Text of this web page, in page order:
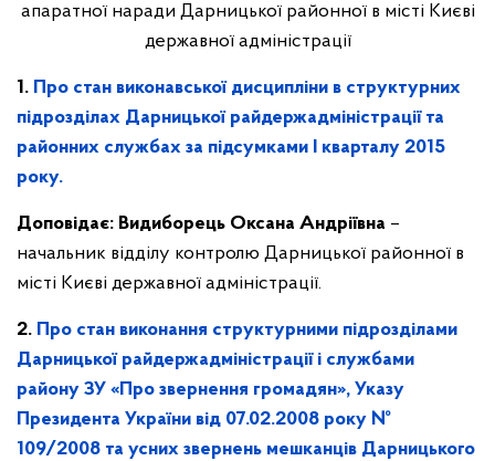
апаратної наради Дарницької районної в місті Києві
державної адміністрації
1. Про стан виконавської дисципліни в структурних
підрозділах Дарницької райдержадміністрації та
районних службах за підсумками І кварталу 2015
року.
Доповідає: Видиборець Оксана Андріївна –
начальник відділу контролю Дарницької районної в
місті Києві державної адміністрації.
2. Про стан виконання структурними підрозділами
Дарницької райдержадміністрації і службами
району ЗУ «Про звернення громадян», Указу
Президента України від 07.02.2008 року №
109/2008 та усних звернень мешканців Дарницького